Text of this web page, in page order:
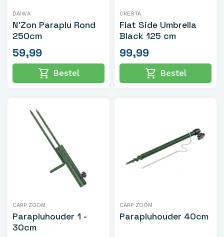
DAIWA
N'Zon Paraplu Rond
250cm
59,99
shopping_cart Bestel
CRESTA
Flat Side Umbrella
Black 125 cm
99,99
shopping_cart Bestel
CARP ZOOM
Parapluhouder 1 -
30cm
CARP ZOOM
Parapluhouder 40cm